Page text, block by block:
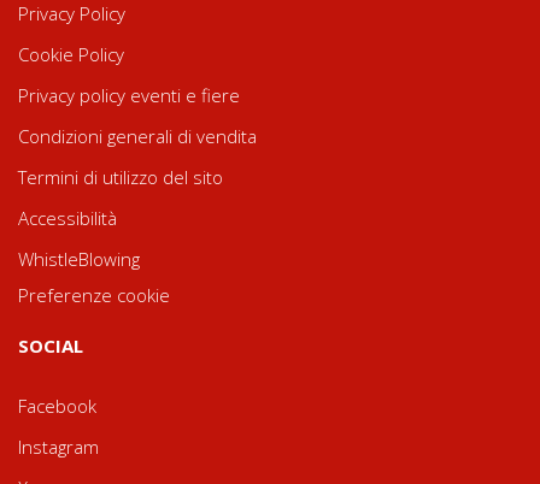
Privacy Policy
Cookie Policy
Privacy policy eventi e fiere
Condizioni generali di vendita
Termini di utilizzo del sito
Accessibilità
WhistleBlowing
Preferenze cookie
SOCIAL
Facebook
Instagram